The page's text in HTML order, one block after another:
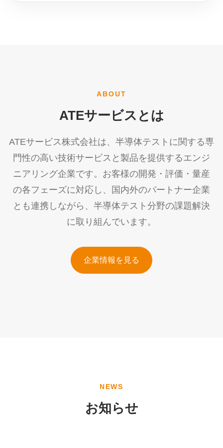
ABOUT
ATEサービスとは
ATEサービス株式会社は、半導体テストに関する専
門性の高い技術サービスと製品を提供するエンジ
ニアリング企業です。お客様の開発・評価・量産
の各フェーズに対応し、国内外のパートナー企業
とも連携しながら、半導体テスト分野の課題解決
に取り組んでいます。
企業情報を見る
NEWS
お知らせ